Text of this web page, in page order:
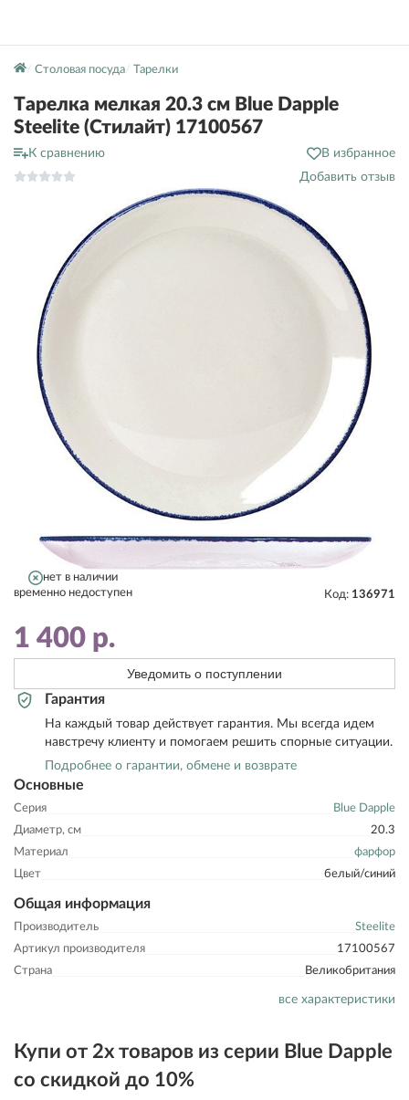
Столовая посуда Тарелки
Тарелка мелкая 20.3 см Blue Dapple
Steelite (Стилайт) 17100567
К сравнению
В избранное
Добавить отзыв
Основные
Серия
Blue Dapple
Диаметр, см
20.3
Материал
фарфор
Цвет
белый/синий
Общая информация
Производитель
Steelite
Артикул производителя
17100567
Страна
Великобритания
все характеристики
нет в наличии
временно недоступен
Код: 136971
1 400 р.
Уведомить о поступлении
Гарантия
На каждый товар действует гарантия. Мы всегда идем
навстречу клиенту и помогаем решить спорные ситуации.
Подробнее о гарантии, обмене и возврате
Купи от 2х товаров из серии Blue Dapple
со скидкой до 10%